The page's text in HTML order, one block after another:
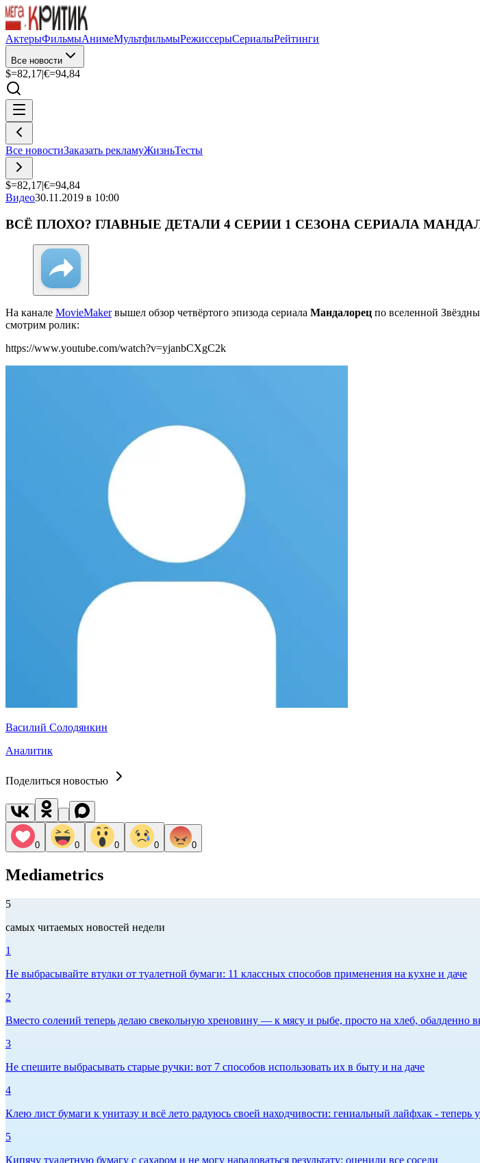
АктерыФильмыАнимеМультфильмыРежиссерыСериалыРейтинги
Все новости
$=82,17|€=94,84
Все новостиЗаказать рекламуЖизньТесты
$=82,17|€=94,84
Видео30.11.2019 в 10:00
ВСЁ ПЛОХО? ГЛАВНЫЕ ДЕТАЛИ 4 СЕРИИ 1 СЕЗОНА СЕРИАЛА
На канале MovieMakerвышел обзор четвёртого эпизода сериала Мандалорец по вселенной
смотрим ролик:
https://www.youtube.com/watch?v=yjanbCXgC2k
Василий Солодянкин
Аналитик
Поделиться новостью
0 0 0 0 0
Mediametrics
5
самых читаемых новостей недели
1
Не выбрасывайте втулки от туалетной бумаги: 11 классных способов применения на кухне и даче
2
Вместо солений теперь делаю свекольную хреновину — к мясу и рыбе, просто на хлеб, обалденно
3
Не спешите выбрасывать старые ручки: вот 7 способов использовать их в быту и на даче
4
Клею лист бумаги к унитазу и всё лето радуюсь своей находчивости: гениальный лайфхак - теперь
5
Кипячу туалетную бумагу с сахаром и не могу нарадоваться результату: оценили все соседи